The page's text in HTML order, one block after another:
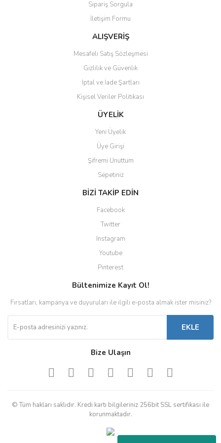
Ürün bilgilerinde hatalar bulunuyor.
Ürün fiyatı diğer sitelerden daha pahalı.
Bu ürüne benzer farklı alternatifler olmalı.
Gönder
Sipariş Sorgula
İletişim Formu
ALIŞVERİŞ
Mesafeli Satış Sözleşmesi
Gizlilik ve Güvenlik
İptal ve İade Şartları
Kişisel Veriler Politikası
ÜYELİK
Yeni Üyelik
Üye Girişi
Şifremi Unuttum
Sepetiniz
BİZİ TAKİP EDİN
Facebook
Twitter
Instagram
Youtube
Pinterest
Bültenimize Kayıt Ol!
Fırsatları, kampanya ve duyuruları ile ilgili e-posta almak ister misiniz?
EKLE
Bize Ulaşın
© Tüm hakları saklıdır. Kredi kartı bilgileriniz 256bit SSL sertifikası ile
korunmaktadır.